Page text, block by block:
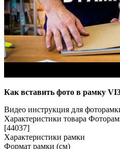
Как вставить фото в рамку
Видео инструкция для
Характеристики товара
[44037]
Характеристики рамки
Формат рамки (см)